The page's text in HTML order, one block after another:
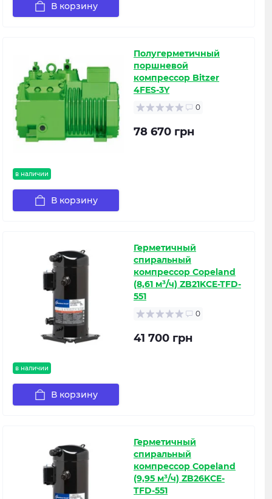
В корзину
в наличии
Полугерметичный
поршневой
компрессор Bitzer
4FES-3Y
0
78 670 грн
В корзину
в наличии
Герметичный
спиральный
компрессор Copeland
(8,61 м³/ч) ZB21KCE-TFD-
551
0
41 700 грн
В корзину
Герметичный
спиральный
компрессор Copeland
(9,95 м³/ч) ZB26KCE-
TFD-551